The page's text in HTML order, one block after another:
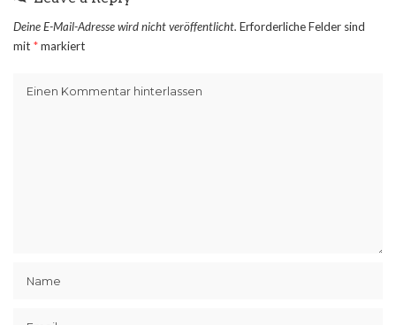
Deine E-Mail-Adresse wird nicht veröffentlicht. Erforderliche Felder sind
mit *markiert